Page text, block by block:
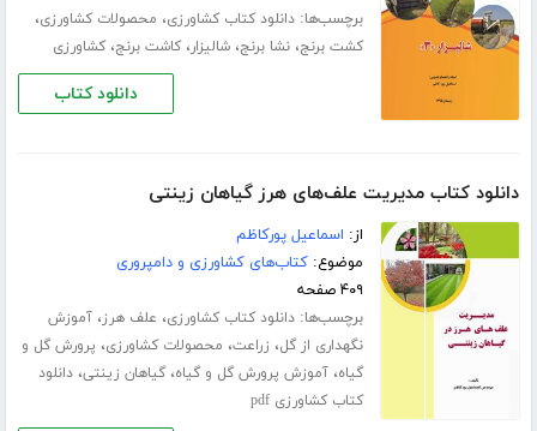
برچسب‌ها:دانلود کتاب کشاورزی، محصولات کشاورزی،
کشت برنج،نشا برنج،شالیزار،کاشت برنج،کشاورزی
دانلود کتاب
دانلود کتاب مدیریت علف‌های هرز گیاهان زینتی
از: اسماعیل پورکاظم
موضوع:کتاب‌های کشاورزی و دامپروری
۴۰۹ صفحه
برچسب‌ها:دانلود کتاب کشاورزی، علف هرز،آموزش
نگهداری از گل، زراعت، محصولات کشاورزی، پرورش گل و
گیاه،آموزش پرورش گل و گیاه،گیاهان زینتی،دانلود
کتاب کشاورزی pdf